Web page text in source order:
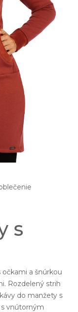
s
očkami a šnúrkou
Rozdelený strih
do manžety s
vnútorným